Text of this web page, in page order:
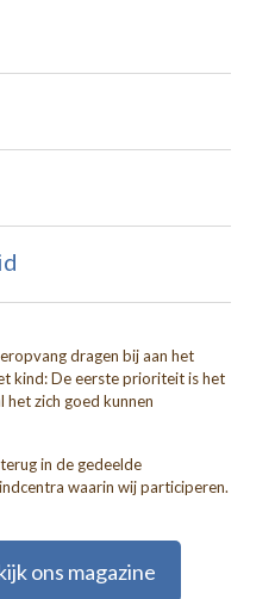
dragen bij aan het
kind: De eerste prioriteit is het
het zich goed kunnen
in de gedeelde
waarin wij participeren.
ons magazine